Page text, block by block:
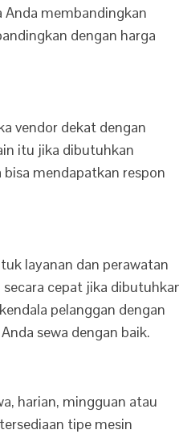
Anda membandingkan
dengan harga
vendor dekat dengan
itu jika dibutuhkan
mendapatkan respon
layanan dan perawatan
cepat jika
pelanggan dengan
sewa dengan baik.
harian, mingguan atau
tipe mesin